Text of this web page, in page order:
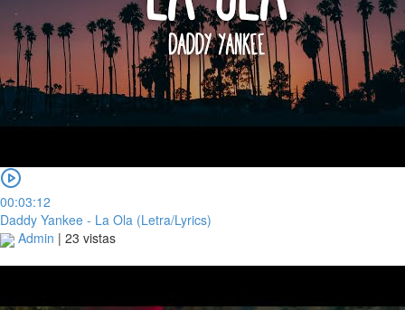
00:03:12
Daddy Yankee - La Ola (Letra/Lyrics)
Admin | 23 vistas